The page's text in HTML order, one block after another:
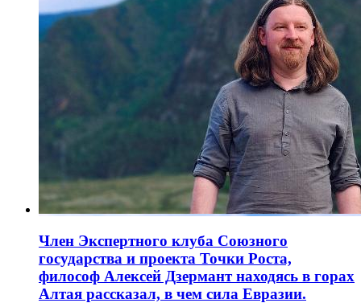
Член Экспертного клуба Союзного
государства и проекта Точки Роста,
философ Алексей Дзермант находясь в горах
Алтая рассказал, в чем сила Евразии.